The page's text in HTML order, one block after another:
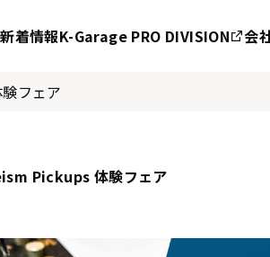
新着情報K-Garage PRO DIVISION 会
フェア
Pickups 体験フェア